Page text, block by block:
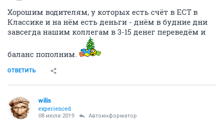
Хорошим водителям, у которых есть счёт в ЕСТ в
Классике и на нём есть деньги - днём в будние дни
завсегда нашим коллегам в 3-15 денег переведём и
баланс пополним.
ОТВЕТИТЬ
wilis
experienced
08 июля 2019 Автоинформатор